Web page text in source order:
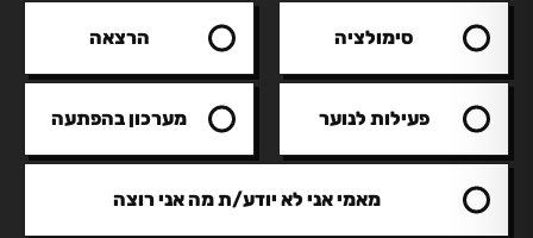
סימולציה הרצאה
פעילות לנוער מערכון בהפתעה
מאמי אני לא יודע/ת מה אני רוצה